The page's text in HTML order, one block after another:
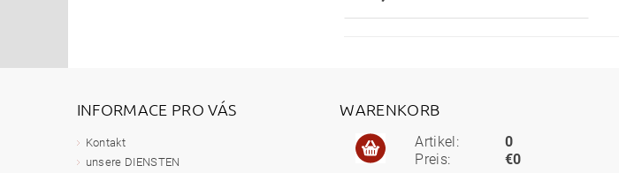
INFORMACE PRO VÁS
Kontakt
unsere DIENSTEN
WARENKORB
Artikel:
Preis:
0
€0